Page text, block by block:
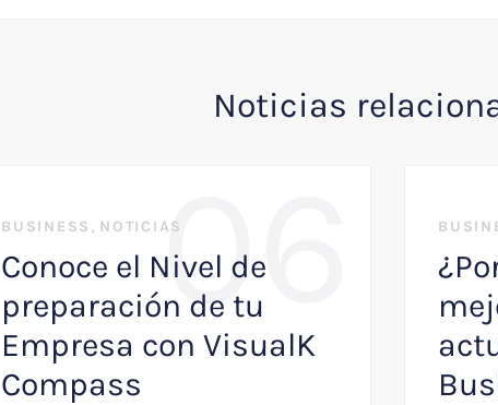
Noticias
06
BUSINESS , NOTICIAS
Conoce el Nivel de
preparación de tu
Empresa con VisualK
Compass